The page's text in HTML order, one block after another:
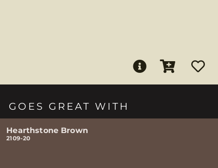
GOES GREAT WITH
Hearthstone Brown
2109-20